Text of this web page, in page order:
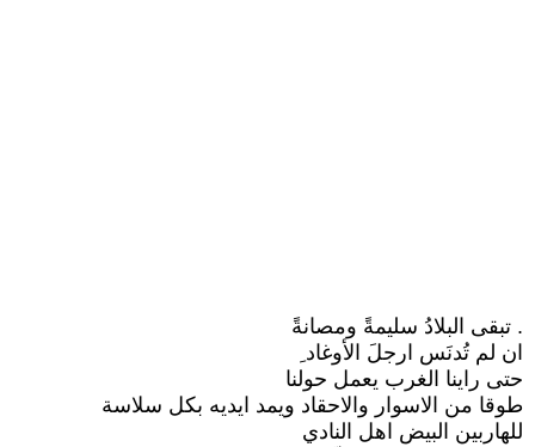
. تبقى البلادُ سليمةً ومصانةً
ان لم تُدنَس ارجلَ الأوغاد ِ
حتى راينا الغرب يعمل حولنا
طوقا من الاسوار والاحقاد ويمد ايديه بكل سلاسة
للهاربين البيض اهل النادي